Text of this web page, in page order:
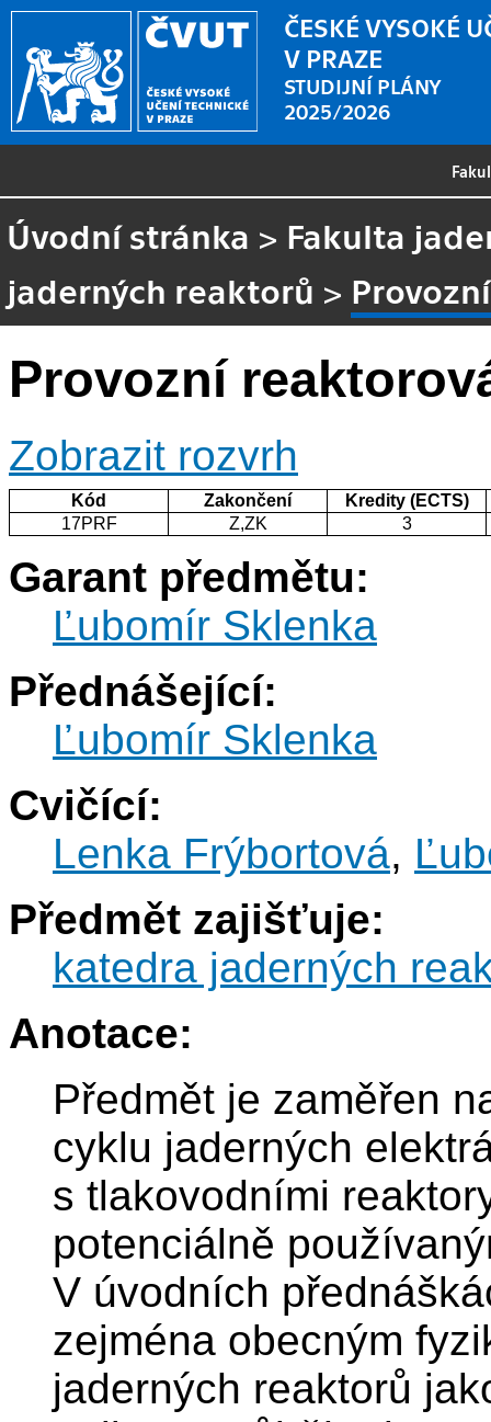
ČESKÉ VYSOKÉ
V PRAZE
STUDIJNÍ PLÁNY
2025/2026
Úvodní stránka > Fakulta
jaderných reaktorů >
Provozní
Zobrazit rozvrh
Kód Zakončení
Kredity (ECTS)
17PRF
Z,ZK 3
Garant předmětu:
Ľubomír Sklenka
Přednášející:
Ľubomír Sklenka
Cvičící:
Lenka Frýbortová,
Předmět zajišťuje:
katedra jaderných
Anotace:
Předmět je zaměřen
cyklu jaderných
s tlakovodními
potenciálně
V úvodních
zejména obecným
jaderných reaktorů